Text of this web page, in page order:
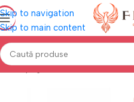
Skip to navigation
Skip to main content
Prima pagină PISCINE Jucării